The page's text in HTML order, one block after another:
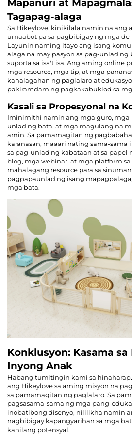
Mapanuri at
Tagapag-alaga
Sa Hikeylove, kinikilala namin na ang
umaabot pa sa pagbibigay ng mga
Layunin naming itayo ang isang
alaga na may pasyon sa pag-unlad ng
suporta sa isa't isa. Ang aming online
mga resource, mga tip, at mga
kahalagahan ng paglalaro at
pakiramdam ng pagkakabuklod sa
Kasali sa Propesyonal na
Iminimithi namin ang mga guro, mga
unlad ng bata, at mga magulang na
amin. Sa pamamagitan ng
karanasan, maaari nating sama-sama
sa pag-unlad ng kabataan at sa papel
blog, mga webinar, at mga platform
mahalagang resource para sa
pagpapaunlad ng isang
mga bata.
Konklusyon: Kasama
Inyong Anak
Habang tumitingin kami sa
ang Hikeylove sa aming misyon na
sa pamamagitan ng paglalaro. Sa
pagsasama-sama ng mga pang-
inobatibong disenyo, nililikha namin
nagbibigay kapangyarihan sa mga
kanilang potensyal.